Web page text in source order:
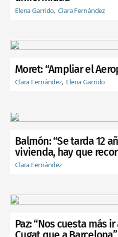
Elena Garrido Clara Fernández
Moret: “Ampliar el
Clara Fernández Elena Garrido
Balmón: “Se tarda 12
vivienda, hay que
Clara Fernández
Paz: “Nos cuesta más